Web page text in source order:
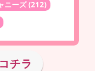
ニーズ(212)
チラ